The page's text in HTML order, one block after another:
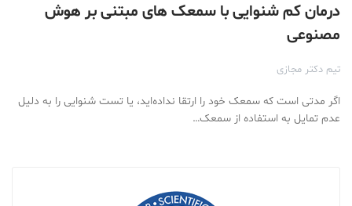
درمان کم شنوایی با سمعک های مبتنی بر هوش
مصنوعی
تیم دکتر مجازی
اگر مدتی است که سمعک خود را ارتقا نداده‌اید، یا تست شنوایی را به دلیل
عدم تمایل به استفاده از سمعک…